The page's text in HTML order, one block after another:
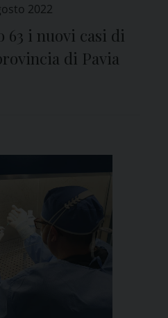
2022
63 i nuovi casi di
di Pavia